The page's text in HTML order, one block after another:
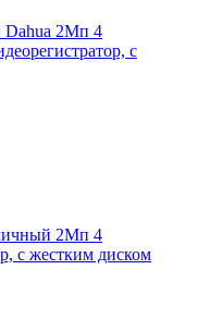
Dahua 2Мп 4
с
2Мп 4
с жестким диском